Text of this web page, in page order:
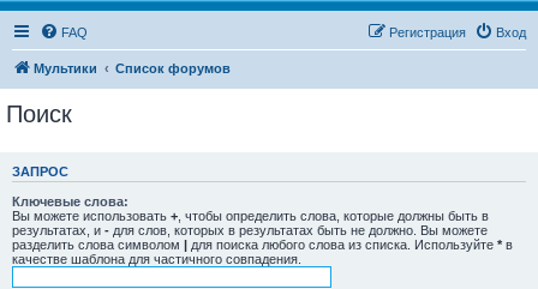
FAQ Вход
Регистрация
Мультики Список форумов
Поиск
ЗАПРОС
Ключевые слова:
Вы можете использовать + , чтобы определить слова, которые должны быть в
результатах, и - для слов, которых в результатах быть не должно. Вы можете
разделить слова символом | для поиска любого слова из списка. Используйте * в
качестве шаблона для частичного совпадения.